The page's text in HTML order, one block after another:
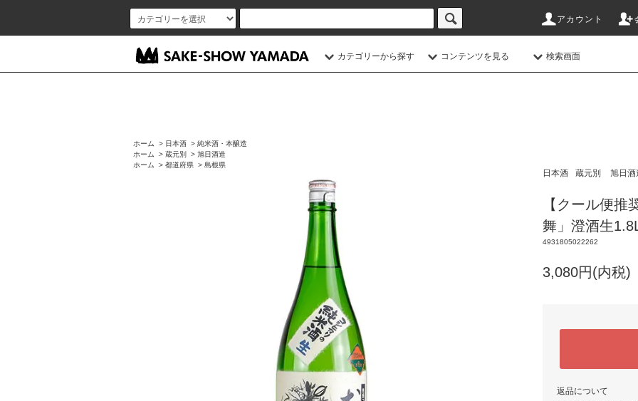
アカウント
カテゴリーから探す コンテンツを見る 検索画面
ホーム > 日本酒 >純米酒・本醸造
ホーム
>蔵元別 >旭日酒造
ホーム
>都道府県 >島根県
日本酒 蔵元別 旭日酒
【クール便
舞」澄酒生
4931805022262
3,080円(内税)
返品について